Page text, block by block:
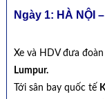
Ngày 1: HÀ NỘI
Xe và HDV đưa
Lumpur.
Tới sân bay quốc tế